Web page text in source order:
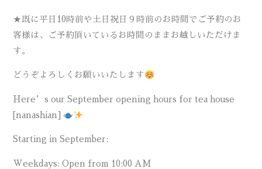
★既に平日10時前や土日祝日９時前のお時間でご予約のお
客様は、ご予約頂いているお時間のままお越しいただけま
す。
どうぞよろしくお願いいたします
Here’s our September opening hours for tea house
[nanashian]
Starting in September:
Weekdays: Open from 10:00 AM